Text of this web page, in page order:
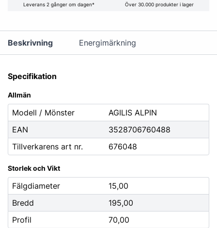
Leverans 2 gånger om dagen* Över 30.000 produkter i lager
Beskrivning Energimärkning
Specifikation
Allmän
Modell / Mönster
AGILIS ALPIN
EAN
3528706760488
Tillverkarens art nr.
676048
Storlek och Vikt
Fälgdiameter
15,00
Bredd
195,00
Profil
70,00